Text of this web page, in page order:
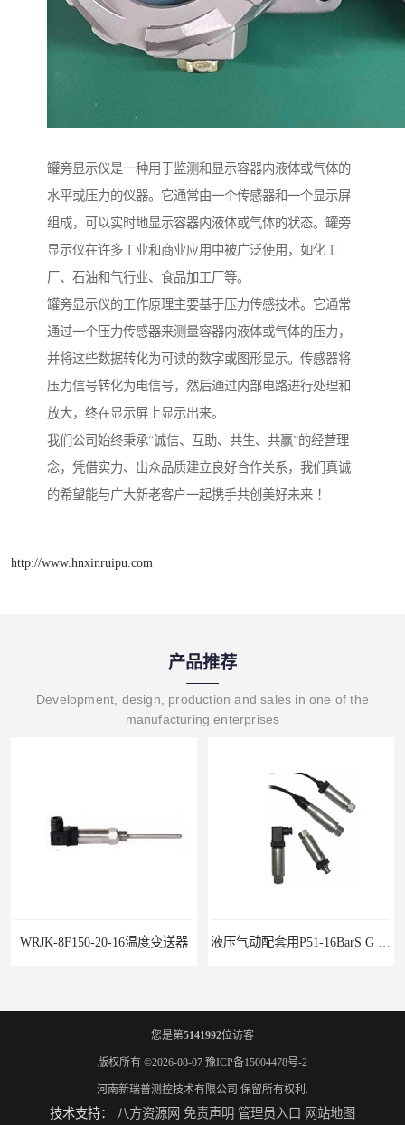
罐旁显示仪是一种用于监测和显示容器内液体或气体的
水平或压力的仪器。它通常由一个传感器和一个显示屏
组成，可以实时地显示容器内液体或气体的状态。罐旁
显示仪在许多工业和商业应用中被广泛使用，如化工
厂、石油和气行业、食品加工厂等。
罐旁显示仪的工作原理主要基于压力传感技术。它通常
通过一个压力传感器来测量容器内液体或气体的压力，
并将这些数据转化为可读的数字或图形显示。传感器将
压力信号转化为电信号，然后通过内部电路进行处理和
放大，终在显示屏上显示出来。
我们公司始终秉承“诚信、互助、共生、共赢”的经营理
念，凭借实力、出众品质建立良好合作关系，我们真诚
的希望能与广大新老客户一起携手共创美好未来 ！
http://www.hnxinruipu.com
产品推荐
Development, design, production and sales in one of the
manufacturing enterprises
液压气动配套用P51-16BarS G -A-MD-20MA 压力变送器
您是第5141992位访客
版权所有 ©2026-08-07 豫ICP备15004478号-2
河南新瑞普测控技术有限公司 保留所有权利.
技术支持： 八方资源网 免责声明 管理员入口 网站地图